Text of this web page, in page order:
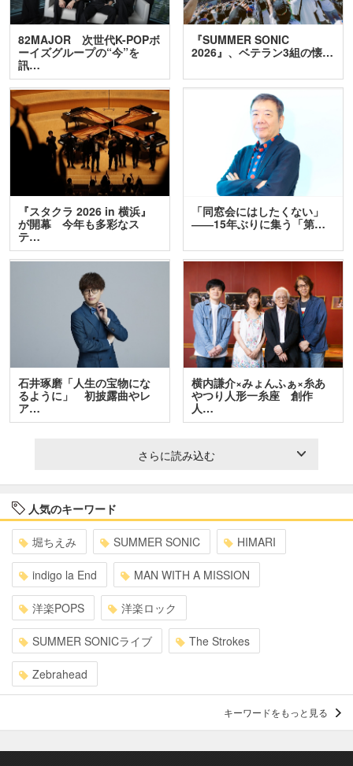
82MAJOR 次世代K-POPボ
ーイズグループの“今”を
訊…
『SUMMER SONIC
2026』、ベテラン3組の懐…
『スタクラ 2026 in 横浜』
が開幕 今年も多彩なス
テ…
「同窓会にはしたくない」
――15年ぶりに集う「第…
石井琢磨「人生の宝物にな
るように」 初披露曲やレ
ア…
横内謙介×みょんふぁ×糸あ
やつり人形一糸座 創作
人…
さらに読み込む
人気のキーワード
堀ちえみ SUMMER SONIC HIMARI
indigo la End MAN WITH A MISSION
洋楽POPS 洋楽ロック
SUMMER SONICライブ The Strokes
Zebrahead
キーワードをもっと見る